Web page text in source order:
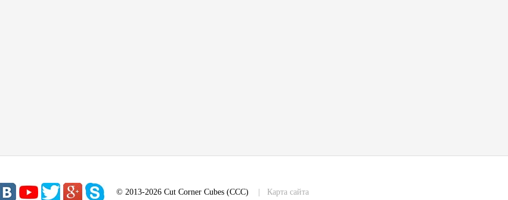
© 2013-2026 Cut Corner Cubes (CCC) Карта сайта